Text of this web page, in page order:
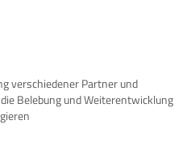
verschiedener Partner und
Belebung und Weiterentwicklung